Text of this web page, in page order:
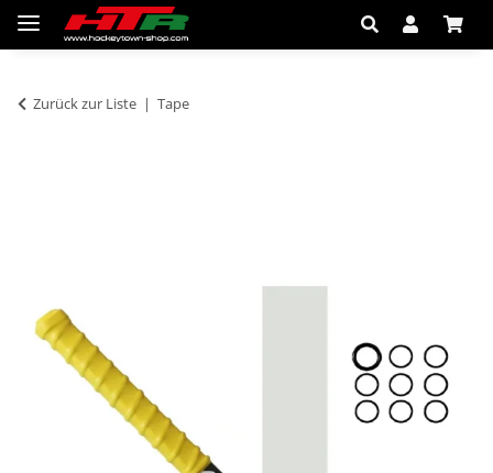
Zurück zur Liste Tape